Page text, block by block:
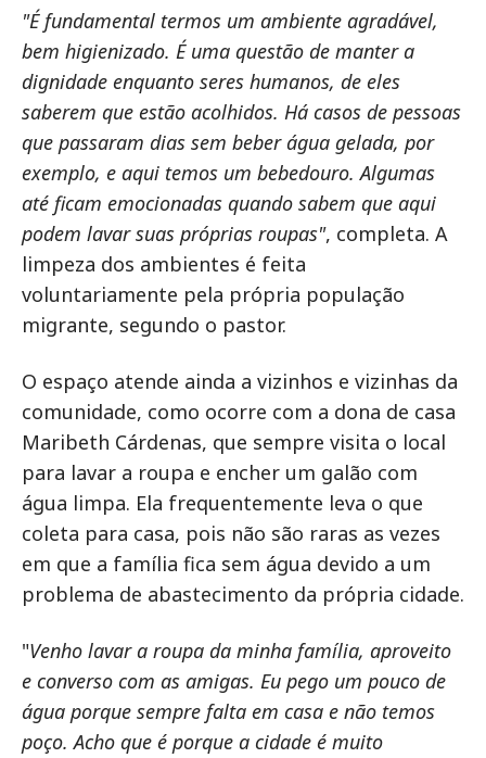
"É fundamental termos um ambiente agradável,
bem higienizado. É uma questão de manter a
dignidade enquanto seres humanos, de eles
saberem que estão acolhidos. Há casos de pessoas
que passaram dias sem beber água gelada, por
exemplo, e aqui temos um bebedouro. Algumas
até ficam emocionadas quando sabem que aqui
podem lavar suas próprias roupas", completa. A
limpeza dos ambientes é feita
voluntariamente pela própria população
migrante, segundo o pastor.
O espaço atende ainda a vizinhos e vizinhas da
comunidade, como ocorre com a dona de casa
Maribeth Cárdenas, que sempre visita o local
para lavar a roupa e encher um galão com
água limpa. Ela frequentemente leva o que
coleta para casa, pois não são raras as vezes
em que a família fica sem água devido a um
problema de abastecimento da própria cidade.
"Venho lavar a roupa da minha família, aproveito
e converso com as amigas. Eu pego um pouco de
água porque sempre falta em casa e não temos
poço. Acho que é porque a cidade é muito